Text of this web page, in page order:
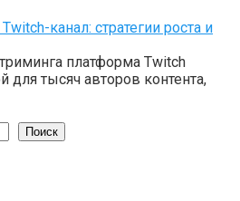
канал: стратегии роста и
платформа Twitch
для тысяч авторов контента,
Поиск